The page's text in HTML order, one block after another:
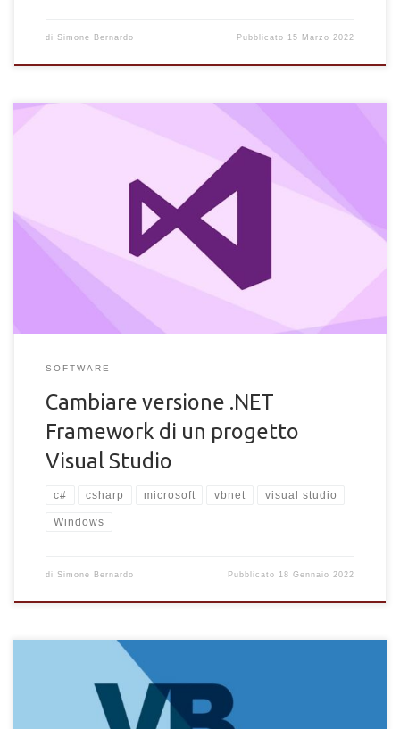
di Simone Bernardo Pubblicato 15 Marzo 2022
Come cambiare la versione di .NET Framework in un progetto
.sln di Visual Studio con il programma o con modifica manuale
dei file di configurazione
SOFTWARE
Cambiare versione .NET
Framework di un progetto
Visual Studio
c# csharp microsoft vbnet visual studio
Windows
di Simone Bernardo Pubblicato 18 Gennaio 2022